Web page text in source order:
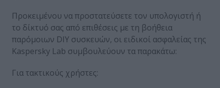
Προκειμένου να προστατεύσετε τον υπολογιστή ή
το δίκτυό σας από επιθέσεις με τη βοήθεια
παρόμοιων DIY συσκευών, οι ειδικοί ασφαλείας της
Kaspersky Lab συμβουλεύουν τα παρακάτω:
Για τακτικούς χρήστες: